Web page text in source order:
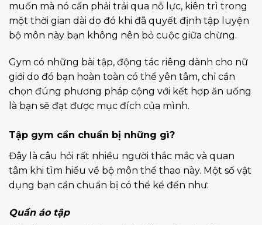
muốn mà nó cần phải trải qua nỗ lực, kiên trì trong
một thời gian dài do đó khi đã quyết định tập luyện
bộ môn này bạn không nên bỏ cuộc giữa chừng.
Gym có những bài tập, động tác riêng dành cho nữ
giới do đó bạn hoàn toàn có thể yên tâm, chỉ cần
chọn đúng phương pháp cộng với kết hợp ăn uống
là bạn sẽ đạt được mục đích của mình.
Tập gym cần chuẩn bị những gì?
Đây là câu hỏi rất nhiều người thắc mắc và quan
tâm khi tìm hiểu về bộ môn thể thao này. Một số vật
dụng bạn cần chuẩn bị có thể kể đến như:
Quần áo tập